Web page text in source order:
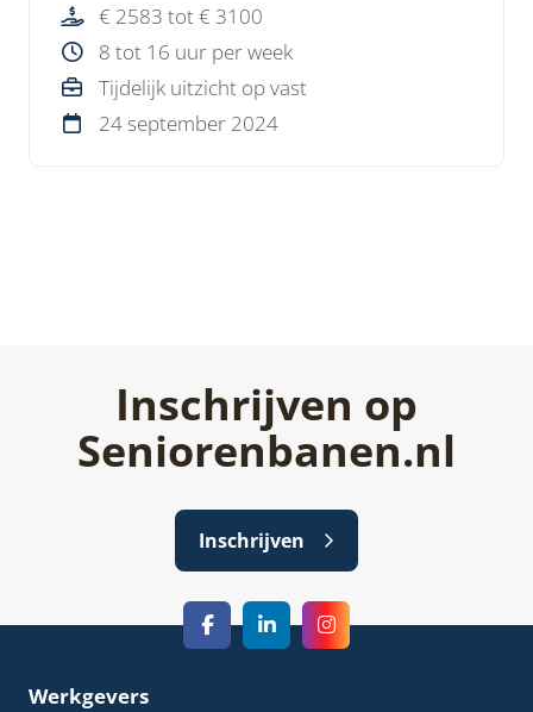
€ 2583 tot € 3100
8 tot 16 uur per week
Tijdelijk uitzicht op vast
24 september 2024
Inschrijven op
Seniorenbanen.nl
Inschrijven
Werkgevers